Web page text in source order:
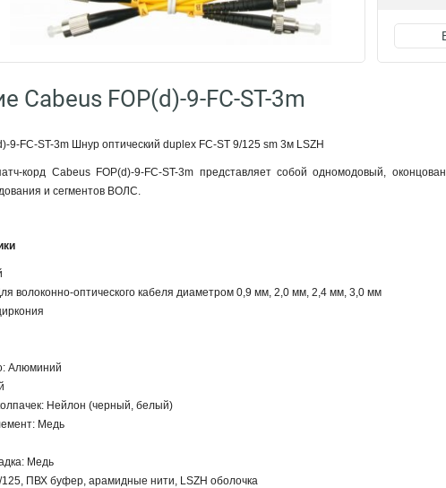
Cabeus FOP(d)-9-FC-ST-3m
9-FC-ST-3m Шнур оптический duplex FC-ST 9/125 sm 3м LSZH
корд Cabeus FOP(d)-9-FC-ST-3m представляет собой одномодовый,
и сегментов ВОЛС.
волоконно-оптического кабеля диаметром 0,9 мм, 2,0 мм, 2,4 мм, 3,0 мм
Алюминий
Нейлон (черный, белый)
Медь
Медь
125, ПВХ буфер, арамидные нити, LSZH оболочка